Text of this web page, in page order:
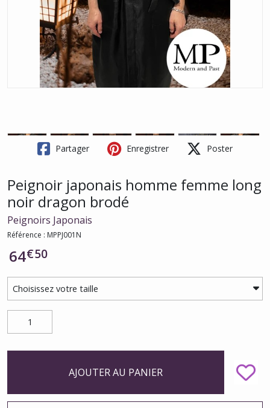
Partager Enregistrer Poster
Peignoir japonais homme femme long
noir dragon brodé
Peignoirs Japonais
Référence : MPPJ001N
64€50
AJOUTER AU PANIER